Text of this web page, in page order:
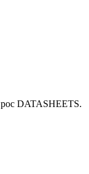
DATASHEETS.